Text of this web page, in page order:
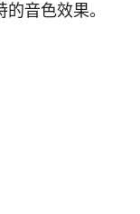
音色效果。